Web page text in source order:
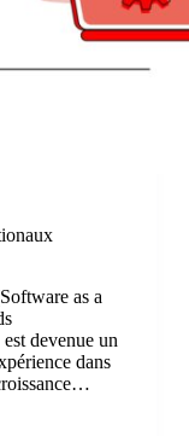
as a
devenue un
dans